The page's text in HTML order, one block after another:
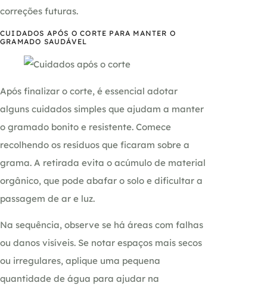
correções futuras.
CUIDADOS APÓS O CORTE PARA MANTER O
GRAMADO SAUDÁVEL
Após finalizar o corte, é essencial adotar
alguns cuidados simples que ajudam a manter
o gramado bonito e resistente. Comece
recolhendo os resíduos que ficaram sobre a
grama. A retirada evita o acúmulo de material
orgânico, que pode abafar o solo e dificultar a
passagem de ar e luz.
Na sequência, observe se há áreas com falhas
ou danos visíveis. Se notar espaços mais secos
ou irregulares, aplique uma pequena
quantidade de água para ajudar na